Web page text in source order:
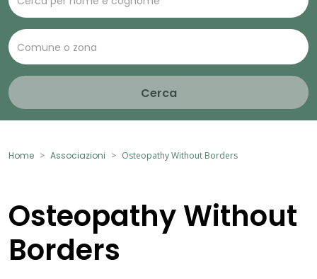
Cerca
Home Associazioni Osteopathy Without Borders
Osteopathy Without
Borders